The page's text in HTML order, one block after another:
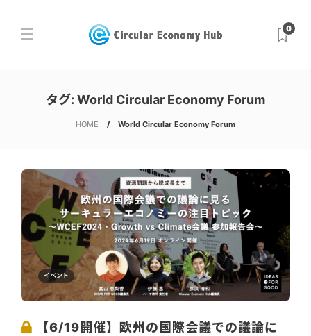
0
タグ: World Circular Economy Forum
HOME World Circular Economy Forum
イベント
【6/19開催】欧州の国際会議での議論に